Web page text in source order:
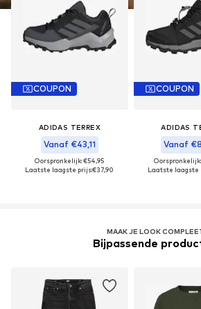
COUPON
ADIDAS TERREX
Vanaf €43,11
Oorspronkelijk: €54,95
Laatste laagste prijs:€37,90
COUPON
ADIDAS
Vanaf
Laatste laagste
MAAK JE LOOK
Bijpassende